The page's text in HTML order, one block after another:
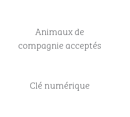
Animaux de
compagnie acceptés
Clé numérique